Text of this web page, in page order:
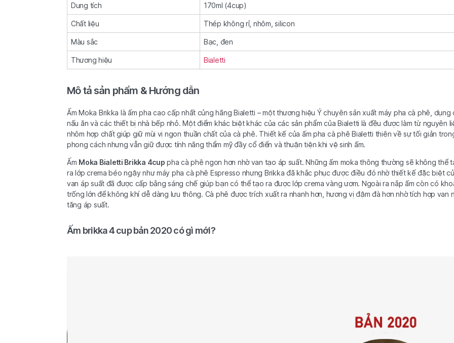
Dung tích 170ml (4cup)
Chất liệu Thép không rỉ, nhôm, silicon
Màu sắc Bạc, đen
Thương hiệu Bialetti
Mô tả sản phẩm & Hướng dẫn
Ấm Moka Brikka là ấm pha cao cấp nhất củng hãng Bialetti – một thương hiệu Ý chuyên sản xuất máy pha cà phê, dụng
nấu ăn và các thiết bị nhà bếp nhỏ. Một điểm khác biệt khác của các sản phẩm của Bialetti là đều được làm từ nguyên
nhôm hợp chất giúp giữ mùi vị ngon thuần chất của cà phê. Thiết kế của ấm pha cà phê Bialetti thiên về sự tối giản
phong cách nhưng vẫn giữ được tính năng thẩm mỹ đầy cổ điển và thuận tiện khi vệ sinh ấm.
Ấm Moka Bialetti Brikka 4cup pha cà phê ngon hơn nhờ van tạo áp suất. Những ấm moka thông thường sẽ không thể
ra lớp crema béo ngậy như máy pha cà phê Espresso nhưng Brikka đã khắc phục được điều đó nhờ thiết kế đặc biệt
van áp suất đã được cấp bằng sáng chế giúp bạn có thể tạo ra được lớp crema vàng ươm. Ngoài ra nắp ấm còn có
trống lớn để không khí dễ dàng lưu thông. Cà phê được trích xuất ra nhanh hơn, hương vị đậm đà hơn nhờ tích hợp van
tăng áp suất.
Ấm brikka 4 cup bản 2020 có gì mới?